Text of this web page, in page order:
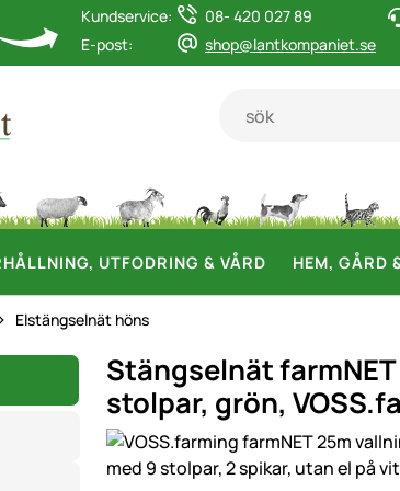
Kundservice:
08- 420 027 89
E-post:
shop@lantkompaniet.se
UTFODRING & VÅRD HEM, GÅRD
Elstängselnät höns
Stängselnät
stolpar, grön,
Produktgaleri